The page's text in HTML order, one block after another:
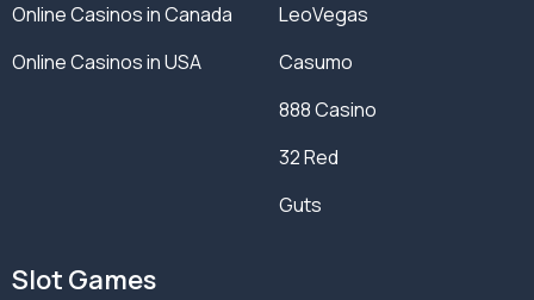
Online Casinos in Canada
Online Casinos in USA
LeoVegas
Casumo
888 Casino
32 Red
Guts
Slot Games